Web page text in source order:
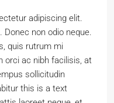
adipiscing elit.
non odio neque.
quis rutrum mi
orci ac nibh facilisis, at
sollicitudin
this is a text